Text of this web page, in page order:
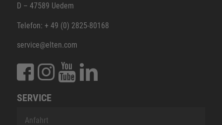
D – 47589 Uedem
Telefon: + 49 (0) 2825-80168
service@elten.com
SERVICE
Anfahrt